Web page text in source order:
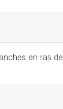
en ras de